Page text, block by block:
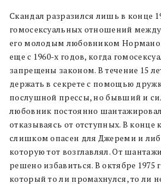
Скандал разразился лишь в конце
гомосексуальных отношений
его молодым любовником
еще с 1960-х годов, когда
запрещены законом. В течение 15
держать в секрете с помощью
послушной прессы, но бывший и
любовник постоянно
отказываясь от отступных. В конце
слишком опасен для Джереми и
которую тот возглавлял. От
решено избавиться. В октябре 1975
который то ли промахнулся, то ли